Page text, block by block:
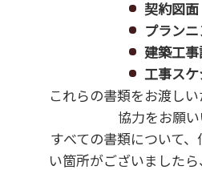
契約
プラン
建築工
工事ス
これらの書類をお渡し
協力をお願い
すべての書類について
い箇所がございました